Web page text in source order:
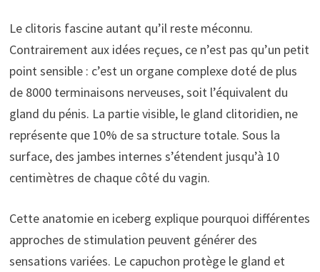
Le clitoris fascine autant qu’il reste méconnu.
Contrairement aux idées reçues, ce n’est pas qu’un petit
point sensible : c’est un organe complexe doté de plus
de 8000 terminaisons nerveuses, soit l’équivalent du
gland du pénis. La partie visible, le gland clitoridien, ne
représente que 10% de sa structure totale. Sous la
surface, des jambes internes s’étendent jusqu’à 10
centimètres de chaque côté du vagin.
Cette anatomie en iceberg explique pourquoi différentes
approches de stimulation peuvent générer des
sensations variées. Le capuchon protège le gland et